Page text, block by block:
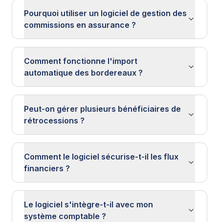
Pourquoi utiliser un logiciel de gestion des
commissions en assurance ?
Comment fonctionne l'import
automatique des bordereaux ?
Peut-on gérer plusieurs bénéficiaires de
rétrocessions ?
Comment le logiciel sécurise-t-il les flux
financiers ?
Le logiciel s'intègre-t-il avec mon
système comptable ?